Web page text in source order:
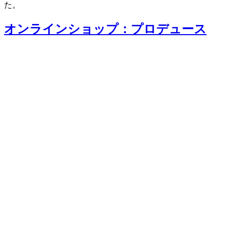
た。
オンラインショップ：プロデュース